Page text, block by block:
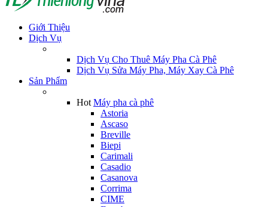
Giới Thiệu
Dịch Vụ
Dịch Vụ Cho Thuê Máy Pha Cà Phê
Dịch Vụ Sửa Máy Pha, Máy Xay Cà Phê
Sản Phẩm
Hot Máy pha cà phê
Astoria
Ascaso
Breville
Biepi
Carimali
Casadio
Casanova
Corrima
CIME